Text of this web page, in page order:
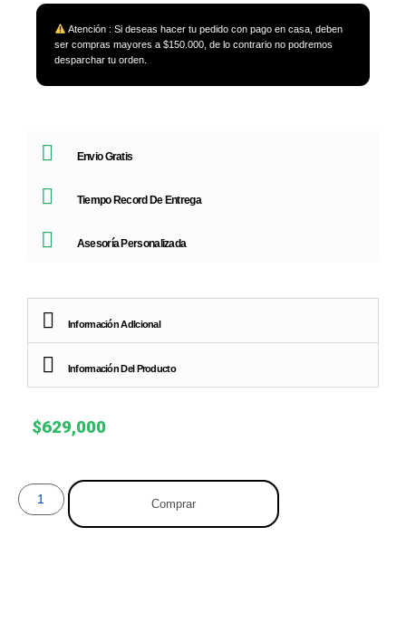
Atención : Si deseas hacer tu pedido con pago en casa, deben
ser compras mayores a $150.000, de lo contrario no podremos
desparchar tu orden.
Envio Gratis
Tiempo Record De Entrega
Asesoría Personalizada
Información AdIcional
Información Del Producto
$629,000
Comprar